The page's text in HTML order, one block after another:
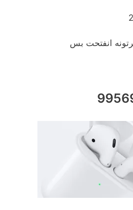
انفتحت بس